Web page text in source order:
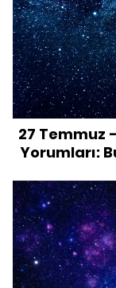
27 Temmuz
Yorumları: